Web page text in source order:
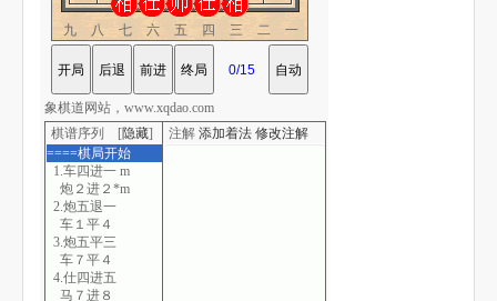
九八七六五四三二一
棋谱序列 [隐藏]
====棋局开始
1.车四进一 m
炮２进２*m
2.炮五退一
车１平４
3.炮五平三
车７平４
4.仕四进五
马７进８
注解 添加着法 修改注解
象棋道网站，www.xqdao.com